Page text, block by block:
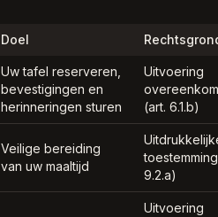
Doel
Uw tafel reserveren,
bevestigingen en
herinneringen sturen
Uitvoering
(art. 6.1.b)
Veilige bereiding
van uw maaltijd
9.2.a)
Uitvoering